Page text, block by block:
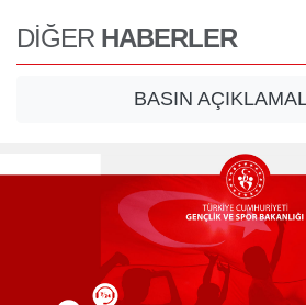
DİĞER HABERLER
BASIN